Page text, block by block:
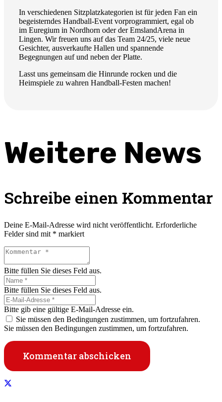
In verschiedenen Sitzplatzkategorien ist für jeden Fan ein
begeisterndes Handball-Event vorprogrammiert, egal ob
im Euregium in Nordhorn oder der EmslandArena in
Lingen. Wir freuen uns auf das Team 24/25, viele neue
Gesichter, ausverkaufte Hallen und spannende
Begegnungen auf und neben der Platte.
Lasst uns gemeinsam die Hinrunde rocken und die
Heimspiele zu wahren Handball-Festen machen!
Weitere News
Schreibe einen Kommentar
Deine E-Mail-Adresse wird nicht veröffentlicht. Erforderliche
Felder sind mit * markiert
Bitte füllen Sie dieses Feld aus.
Bitte füllen Sie dieses Feld aus.
Bitte gib eine gültige E-Mail-Adresse ein.
Sie müssen den Bedingungen zustimmen, um fortzufahren.
Sie müssen den Bedingungen zustimmen, um fortzufahren.
Kommentar abschicken